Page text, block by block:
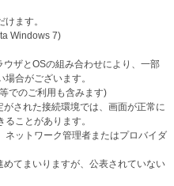
ます。
Windows 7)
ザとOSの組み合わせにより、一部
合がございます。
でのご利用も含みます)
された接続環境では、画面が正常に
ことがあります。
ットワーク管理者またはプロバイダ
てまいりますが、公表されていない